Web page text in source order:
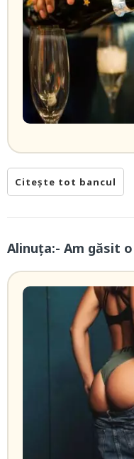
Citește tot bancul
Alinuța:- Am găsit